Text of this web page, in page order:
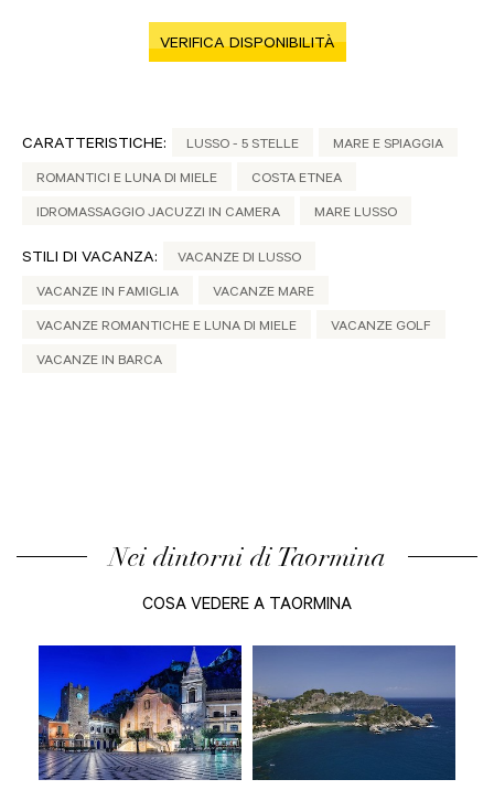
VERIFICA DISPONIBILITÀ
CARATTERISTICHE: LUSSO - 5 STELLE MARE E SPIAGGIA
ROMANTICI E LUNA DI MIELE COSTA ETNEA
IDROMASSAGGIO JACUZZI IN CAMERA MARE LUSSO
STILI DI VACANZA: VACANZE DI LUSSO
VACANZE IN FAMIGLIA VACANZE MARE
VACANZE ROMANTICHE E LUNA DI MIELE VACANZE GOLF
VACANZE IN BARCA
Nei dintorni di Taormina
COSA VEDERE A TAORMINA